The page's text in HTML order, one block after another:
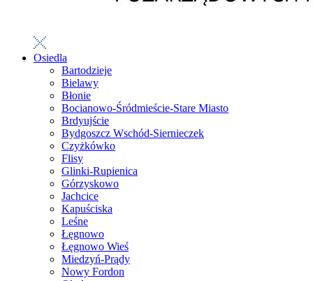
Osiedla
Bartodzieje
Bielawy
Błonie
Bocianowo-Śródmieście-Stare Miasto
Brdyujście
Bydgoszcz Wschód-Siernieczek
Czyżkówko
Flisy
Glinki-Rupienica
Górzyskowo
Jachcice
Kapuściska
Leśne
Łęgnowo
Łęgnowo Wieś
Miedzyń-Prądy
Nowy Fordon